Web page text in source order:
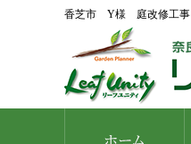
香芝市 Y様 庭改修工事